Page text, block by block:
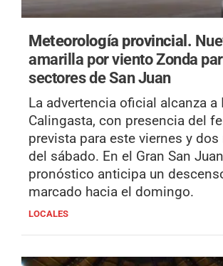
Meteorología provincial.
amarilla por viento Zonda
sectores de San Juan
La advertencia oficial alcanza a
Calingasta, con presencia del
prevista para este viernes y
del sábado. En el Gran San
pronóstico anticipa un
marcado hacia el domingo.
LOCALES